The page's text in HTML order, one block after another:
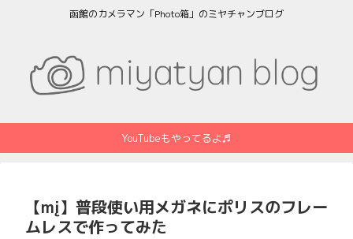
函館のカメラマン「Photo箱」のミヤチャンブログ
YouTubeもやってるよ♬
【mį】普段使い用メガネにポリスのフレー
ムレスで作ってみた